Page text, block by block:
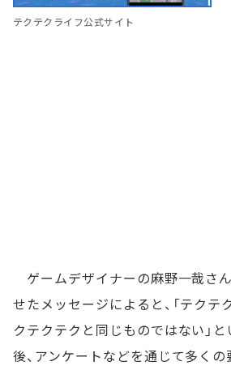
テクテクライフ公式サイト
ゲームデザイナーの麻野一哉さ
せたメッセージによると、「テクテ
クテクテクと同じものではない」
後、アンケートなどを通じて多く